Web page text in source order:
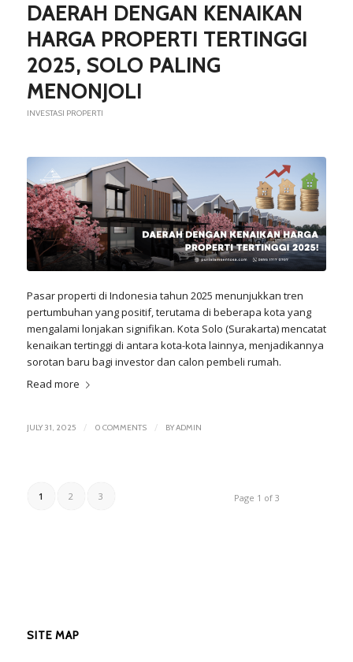
DAERAH DENGAN KENAIKAN
HARGA PROPERTI TERTINGGI
2025, SOLO PALING
MENONJOL!
INVESTASI PROPERTI
Pasar properti di Indonesia tahun 2025 menunjukkan tren
pertumbuhan yang positif, terutama di beberapa kota yang
mengalami lonjakan signifikan. Kota Solo (Surakarta) mencatat
kenaikan tertinggi di antara kota-kota lainnya, menjadikannya
sorotan baru bagi investor dan calon pembeli rumah.
Read more
JULY 31, 2025 / 0 COMMENTS / BYADMIN
Page 1 of 3
1 2 3
SITE MAP